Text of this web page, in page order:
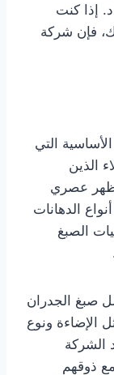
إذا كنت
فإن شركة
التي
الذين
عصري
الدهانات
الصبغ
صبغ الجدران
الإضاءة ونوع
الشركة
ذوقهم